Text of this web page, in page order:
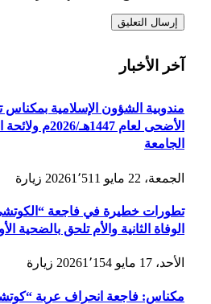
آخر الأخبار
مندوبية الشؤون الإسلامية
الأضحى لعام
الجامعة
الجمعة، 22 مايو 2026 1٬511 زيارة
تطورات خطيرة في فاجعة
الوفاة الثانية والأم تلحق بالضحية
الأحد، 17 مايو 2026 1٬154 زيارة
مكناس: فاجعة انحراف عربة